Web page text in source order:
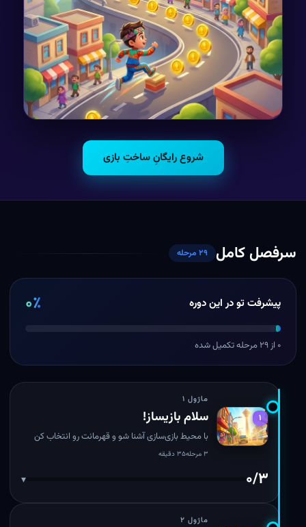
شروع رایگانِ ساختِ بازی
سرفصل کامل ۲۹ مرحله
پیشرفت تو در این دوره ۰٪
۰ از ۲۹ مرحله تکمیل شده
۱
ماژول ۱
سلام بازیساز!
با محیط بازی‌سازی آشنا شو و قهرمانت رو انتخاب کن
۳ مرحله ۳۵ دقیقه
۰/۳ ▾
ماژول ۲